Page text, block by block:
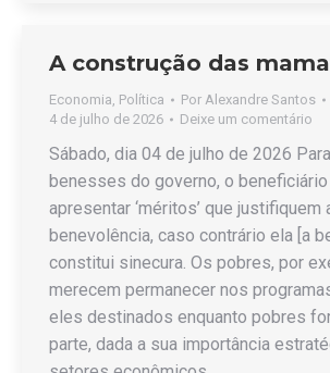
A construção das
Economia, Política Por Alexandre Santos
4 de julho de 2026
Deixe um comentário
Sábado, dia 04 de julho de 2026
benesses do governo, o
apresentar ‘méritos’ que justifiquem
benevolência, caso contrário ela [a
constitui sinecura. Os pobres, por
merecem permanecer nos
eles destinados enquanto pobres
parte, dada a sua importância